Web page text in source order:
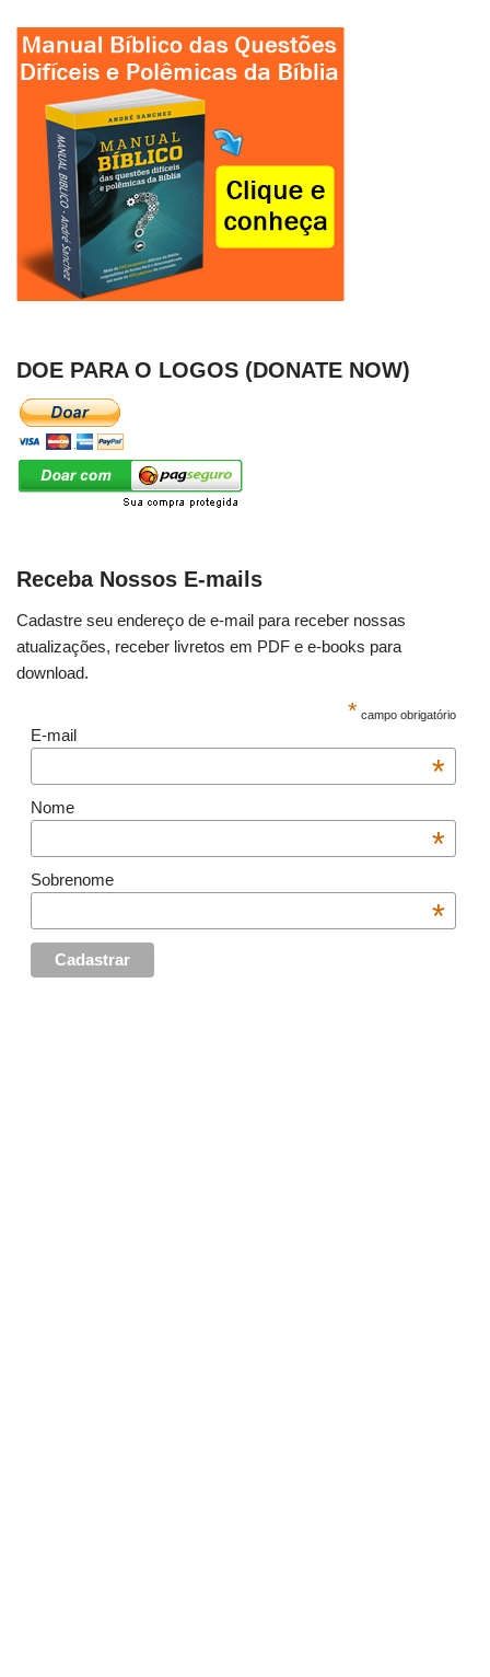
DOE PARA O LOGOS (DONATE NOW)
Receba Nossos E-mails
Cadastre seu endereço de e-mail para receber nossas
atualizações, receber livretos em PDF e e-books para
download.
* campo obrigatório
E-mail
*
Nome
*
Sobrenome
*